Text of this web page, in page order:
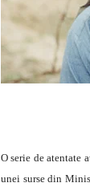
O serie de atentate
unei surse din